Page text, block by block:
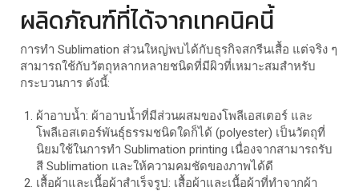
ผลิดภัณฑ์ที่ได้จากเทคนิคนี้
การทำ Sublimation ส่วนใหญ่พบได้กับธุรกิจสกรีนเสื้อ แต่จริง ๆ
สามารถใช้กับวัตถุหลากหลายชนิดที่มีผิวที่เหมาะสมสำหรับ
กระบวนการ ดังนี้:
ผ้าอาบน้ำ: ผ้าอาบน้ำที่มีส่วนผสมของโพลีเอสเตอร์ และ
โพลีเอสเตอร์พันธุ์ธรรมชนิดใดก็ได้ (polyester) เป็นวัตถุที่
นิยมใช้ในการทำ Sublimation printing เนื่องจากสามารถรับ
สี Sublimation และให้ความคมชัดของภาพได้ดี
เสื้อผ้าและเนื้อผ้าสำเร็จรูป: เสื้อผ้าและเนื้อผ้าที่ทำจากผ้า